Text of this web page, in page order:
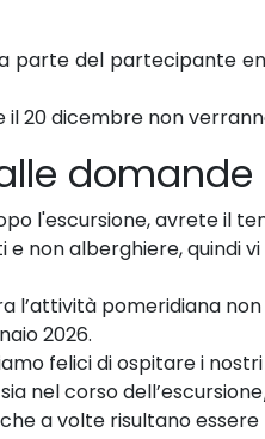
parte del partecipante
20 dicembre non
l'escursione, avrete il
non alberghiere, quindi
l’attività pomeridiana
2026.
felici di ospitare i
nel corso
a volte risultano